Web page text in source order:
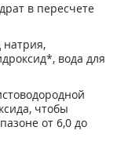
в пересчете
натрия,
вода для
чтобы
от 6,0 до